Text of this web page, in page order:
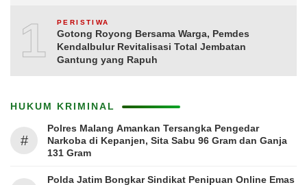
10PERISTIWA
Gotong Royong Bersama Warga, Pemdes
Kendalbulur Revitalisasi Total Jembatan
Gantung yang Rapuh
HUKUM KRIMINAL
#
Polres Malang Amankan Tersangka Pengedar
Narkoba di Kepanjen, Sita Sabu 96 Gram dan Ganja
131 Gram
Polda Jatim Bongkar Sindikat Penipuan Online Emas